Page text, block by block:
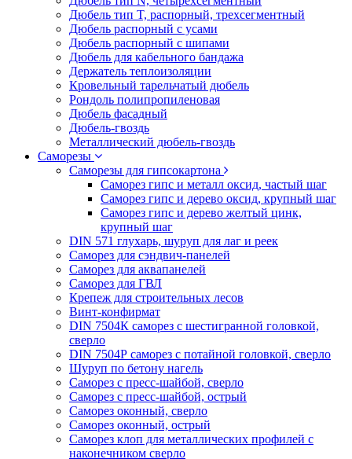
Дюбель тип T, распорный, трехсегментный
Дюбель распорный с усами
Дюбель распорный с шипами
Дюбель для кабельного бандажа
Держатель теплоизоляции
Кровельный тарельчатый дюбель
Рондоль полипропиленовая
Дюбель фасадный
Дюбель-гвоздь
Металлический дюбель-гвоздь
Саморезы
Саморезы для гипсокартона
Саморез гипс и металл оксид, частый шаг
Саморез гипс и дерево оксид, крупный шаг
Саморез гипс и дерево желтый цинк,
крупный шаг
DIN 571 глухарь, шуруп для лаг и реек
Саморез для сэндвич-панелей
Саморез для аквапанелей
Саморез для ГВЛ
Крепеж для строительных лесов
Винт-конфирмат
DIN 7504К саморез с шестигранной головкой,
сверло
DIN 7504Р саморез с потайной головкой, сверло
Шуруп по бетону нагель
Саморез с пресс-шайбой, сверло
Саморез с пресс-шайбой, острый
Саморез оконный, сверло
Саморез оконный, острый
Саморез клоп для металлических профилей с
наконечником сверло